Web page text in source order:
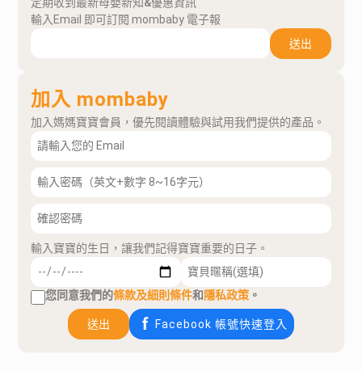
輸入Email 即可訂閱 mombaby 電子報
送出
加入 mombaby
加入媽媽寶寶會員，優先閱讀體驗與試用我們提供的產品。
輸入寶寶的生日，讓我們記得寶寶重要的日子。
您同意我們的條款及細則條件和隱私政策 。
送出 Facebook 帳號快速登入